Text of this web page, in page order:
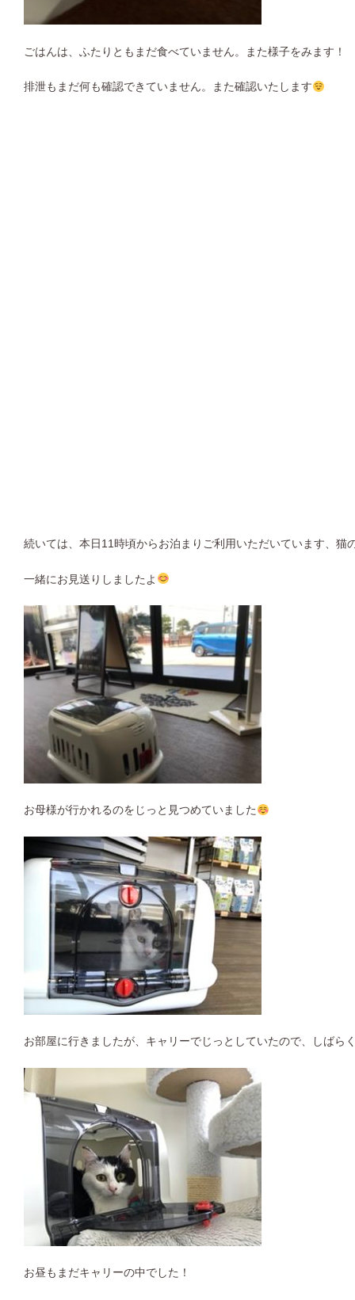
ごはんは、ふたりともまだ食べていません。また様子をみます！
排泄もまだ何も確認できていません。また確認いたします
続いては、本日11時頃からお泊まりご利用いただいています、猫
一緒にお見送りしましたよ
お母様が行かれるのをじっと見つめていました
お部屋に行きましたが、キャリーでじっとしていたので、しばら
お昼もまだキャリーの中でした！